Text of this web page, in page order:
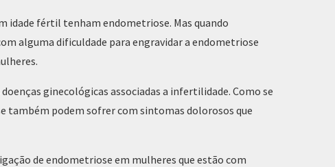
idade fértil tenham endometriose. Mas quando
alguma dificuldade para engravidar a endometriose
ginecológicas associadas a infertilidade. Como se
também podem sofrer com sintomas dolorosos que
de endometriose em mulheres que estão com